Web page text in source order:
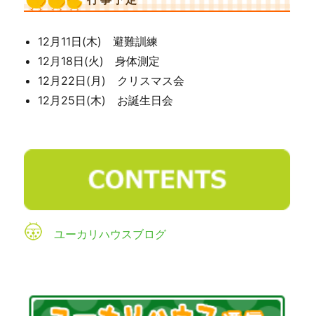
12月11日(木) 避難訓練
12月18日(火) 身体測定
12月22日(月) クリスマス会
12月25日(木) お誕生日会
ユーカリハウスブログ